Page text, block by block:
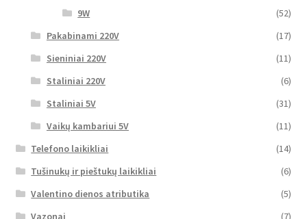
9W
(52)
Pakabinami 220V
(17)
Sieniniai 220V
(11)
Staliniai 220V
(6)
Staliniai 5V
(31)
Vaikų kambariui 5V
(11)
Telefono laikikliai
(14)
Tušinukų ir pieštukų laikikliai
(6)
Valentino dienos atributika
(5)
Vazonai
(7)